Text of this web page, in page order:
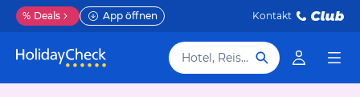
% Deals App öffnen Kontakt
Hotel, Reiseziel